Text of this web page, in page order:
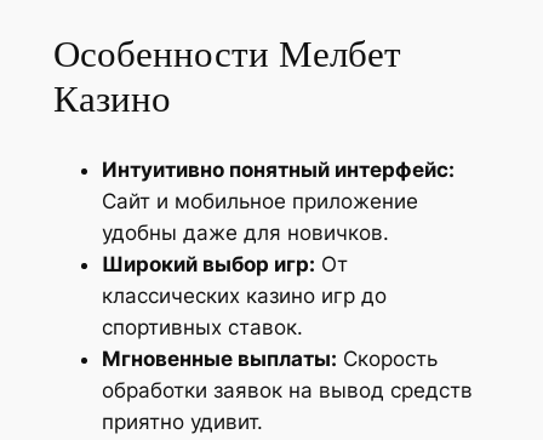
Особенности Мелбет
Казино
Интуитивно понятный интерфейс:
Сайт и мобильное приложение
удобны даже для новичков.
Широкий выбор игр: От
классических казино игр до
спортивных ставок.
Мгновенные выплаты: Скорость
обработки заявок на вывод средств
приятно удивит.